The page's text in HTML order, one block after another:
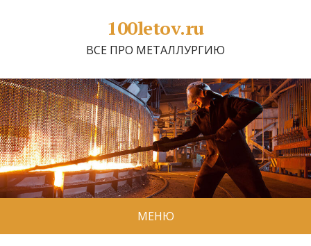
100letov.ru
ВСЕ ПРО МЕТАЛЛУРГИЮ
МЕНЮ